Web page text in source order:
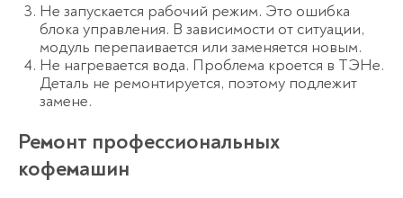
Не запускается рабочий режим. Это ошибка
блока управления. В зависимости от ситуации,
модуль перепаивается или заменяется новым.
Не нагревается вода. Проблема кроется в ТЭНе.
Деталь не ремонтируется, поэтому подлежит
замене.
Ремонт профессиональных
кофемашин